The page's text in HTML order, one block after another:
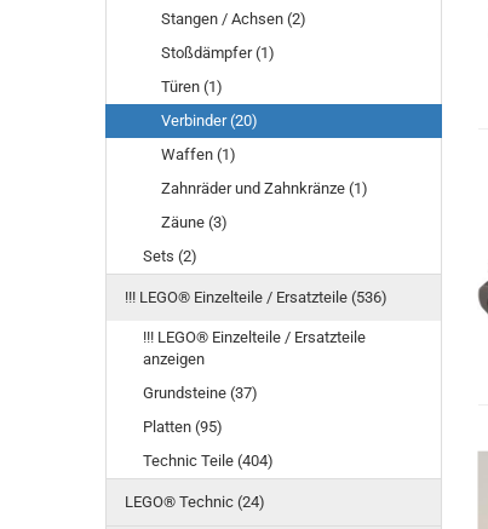
Stangen / Achsen (2)
Stoßdämpfer (1)
Türen (1)
Verbinder (20)
Waffen (1)
Zahnräder und Zahnkränze (1)
Zäune (3)
Sets (2)
!!! LEGO® Einzelteile / Ersatzteile (536)
!!! LEGO® Einzelteile / Ersatzteile
anzeigen
Grundsteine (37)
Platten (95)
Technic Teile (404)
LEGO® Technic (24)